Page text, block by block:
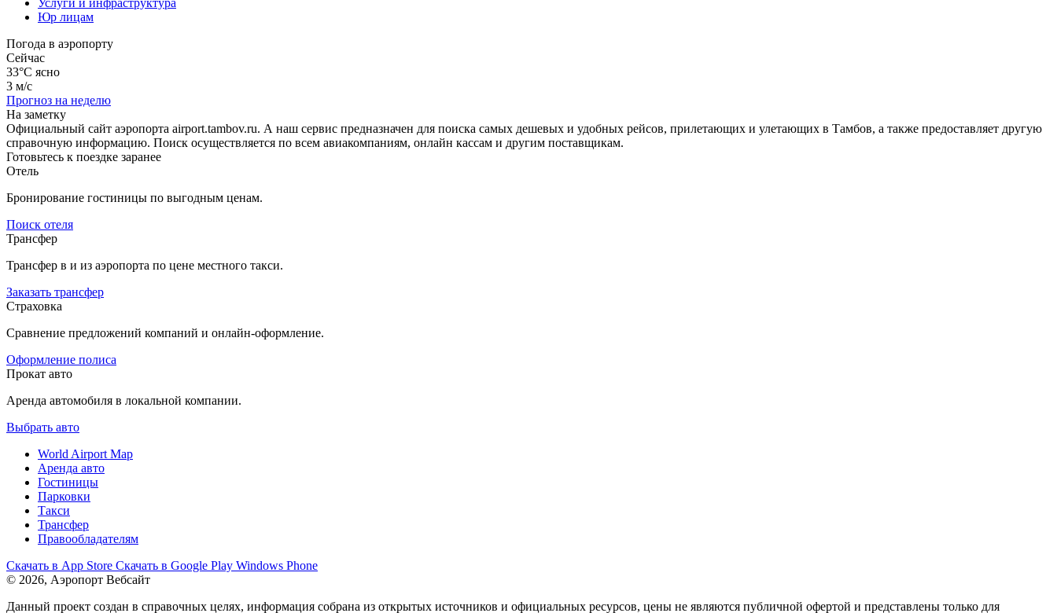
Юр лицам
Погода в аэропорту
Сейчас
33°C ясно
3 м/с
Прогноз на неделю
На заметку
Официальный сайт аэропорта airport.tambov.ru. А наш сервис предназначен для поиска самых дешевых и удобных рейсов, прилетающих и улетающих в Тамбов, а также предоставляет другую
справочную информацию. Поиск осуществляется по всем авиакомпаниям, онлайн кассам и другим поставщикам.
Готовьтесь к поездке заранее
Отель
Бронирование гостиницы по выгодным ценам.
Поиск отеля
Трансфер
Трансфер в и из аэропорта по цене местного такси.
Заказать трансфер
Страховка
Сравнение предложений компаний и онлайн-оформление.
Оформление полиса
Прокат авто
Аренда автомобиля в локальной компании.
Выбрать авто
World Airport Map
Аренда авто
Гостиницы
Парковки
Такси
Трансфер
Правообладателям
Скачать в App Store Скачать в Google Play Windows Phone
© 2026, Аэропорт Вебсайт
Данный проект создан в справочных целях, информация собрана из открытых источников и официальных ресурсов, цены не являются публичной офертой и представлены только для